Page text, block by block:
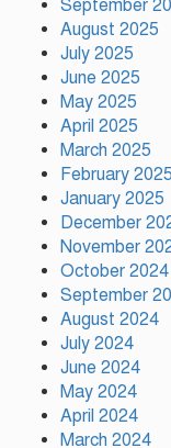
September
August 2025
July 2025
June 2025
May 2025
April 2025
March 2025
February 2025
January 2025
December
November
October 2024
September
August 2024
July 2024
June 2024
May 2024
April 2024
March 2024